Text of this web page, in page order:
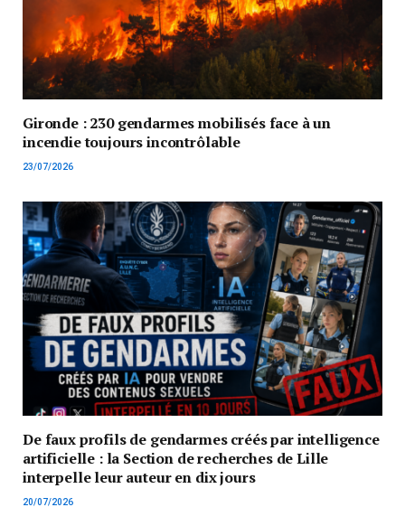
Gironde : 230 gendarmes mobilisés face à un
incendie toujours incontrôlable
23/07/2026
De faux profils de gendarmes créés par intelligence
artificielle : la Section de recherches de Lille
interpelle leur auteur en dix jours
20/07/2026